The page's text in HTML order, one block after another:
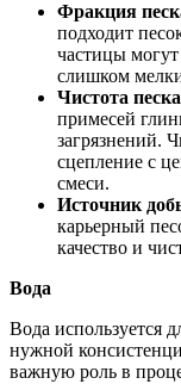
Фракция
подходит
частицы
слишком
Чистота песка
примесей
загрязнений.
сцепление с
смеси.
Источник
карьерный
качество и
Вода
Вода используется
нужной
важную роль в